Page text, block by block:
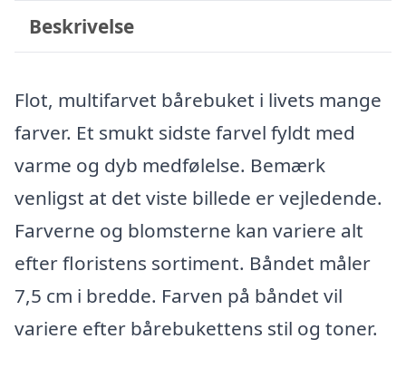
Beskrivelse
Flot, multifarvet bårebuket i livets mange
farver. Et smukt sidste farvel fyldt med
varme og dyb medfølelse. Bemærk
venligst at det viste billede er vejledende.
Farverne og blomsterne kan variere alt
efter floristens sortiment. Båndet måler
7,5 cm i bredde. Farven på båndet vil
variere efter bårebukettens stil og toner.